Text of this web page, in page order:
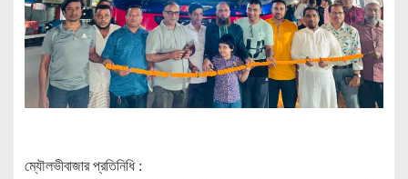
ম্যৌলভীবাজার প্রতিনিধি :